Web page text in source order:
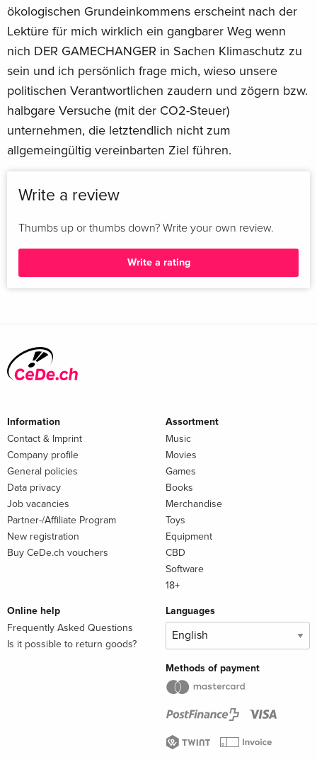
ökologischen Grundeinkommens erscheint nach der
Lektüre für mich wirklich ein gangbarer Weg wenn
nich DER GAMECHANGER in Sachen Klimaschutz zu
sein und ich persönlich frage mich, wieso unsere
politischen Verantwortlichen zaudern und zögern bzw.
halbgare Versuche (mit der CO2-Steuer)
unternehmen, die letztendlich nicht zum
allgemeingültig vereinbarten Ziel führen.
Write a review
Thumbs up or thumbs down? Write your own review.
Write a rating
Information
Contact & Imprint
Company profile
General policies
Data privacy
Job vacancies
Partner-/Affiliate Program
New registration
Buy CeDe.ch vouchers
Assortment
Music
Movies
Games
Books
Merchandise
Toys
Equipment
CBD
Software
18+
Online help
Frequently Asked Questions
Is it possible to return goods?
Languages
Methods of payment